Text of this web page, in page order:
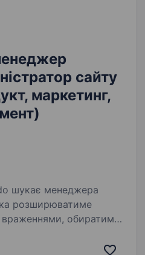
сайту
маркетинг,
розширюватиме
обиратиме
на сайті була якісною,